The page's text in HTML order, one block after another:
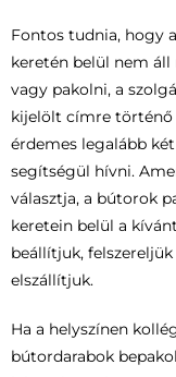
Fontos tudnia, hogy
keretén belül nem
vagy pakolni, a
kijelölt címre történő
érdemes legalább
segítségül hívni.
választja, a bútorok
keretein belül a
beállítjuk,
elszállítjuk.
Ha a helyszínen
bútordarabok